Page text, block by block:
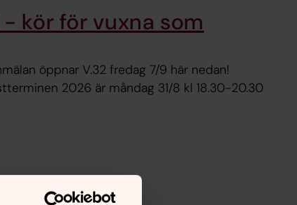
kör för vuxna som
öppnar V.32 fredag 7/9 här nedan!
2026 är måndag 31/8 kl 18.30-20.30